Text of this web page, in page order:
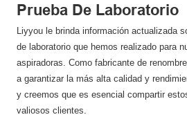
Prueba De Laboratorio
Liyyou le brinda información actualizada
de laboratorio que hemos realizado para
aspiradoras. Como fabricante de
a garantizar la más alta calidad y
y creemos que es esencial compartir
valiosos clientes.